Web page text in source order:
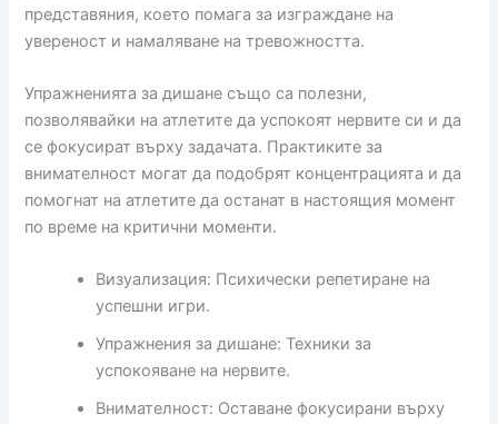
представяния, което помага за изграждане на
увереност и намаляване на тревожността.
Упражненията за дишане също са полезни,
позволявайки на атлетите да успокоят нервите си и да
се фокусират върху задачата. Практиките за
внимателност могат да подобрят концентрацията и да
помогнат на атлетите да останат в настоящия момент
по време на критични моменти.
Визуализация: Психически репетиране на
успешни игри.
Упражнения за дишане: Техники за
успокояване на нервите.
Внимателност: Оставане фокусирани върху